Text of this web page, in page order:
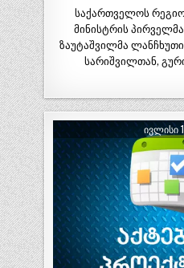
საქართველოს
მინისტრის
ზაუტაშვილმა
სარიშვილთან,
ᲘᲕᲚᲘᲡᲘ